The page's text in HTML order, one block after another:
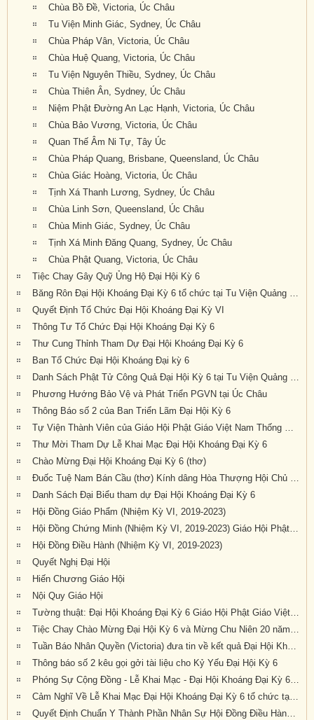
Chùa Bồ Đề, Victoria, Úc Châu
Tu Viện Minh Giác, Sydney, Úc Châu
Chùa Pháp Vân, Victoria, Úc Châu
Chùa Huệ Quang, Victoria, Úc Châu
Tu Viện Nguyên Thiều, Sydney, Úc Châu
Chùa Thiên Ân, Sydney, Úc Châu
Niệm Phật Đường An Lạc Hạnh, Victoria, Úc Châu
Chùa Bảo Vương, Victoria, Úc Châu
Quan Thế Âm Ni Tự, Tây Úc
Chùa Pháp Quang, Brisbane, Queensland, Úc Châu
Chùa Giác Hoàng, Victoria, Úc Châu
Tịnh Xá Thanh Lương, Sydney, Úc Châu
Chùa Linh Sơn, Queensland, Úc Châu
Chùa Minh Giác, Sydney, Úc Châu
Tịnh Xá Minh Đăng Quang, Sydney, Úc Châu
Chùa Phật Quang, Victoria, Úc Châu
Tiệc Chay Gây Quỹ Ủng Hộ Đại Hội Kỳ 6
Băng Rôn Đại Hội Khoáng Đại Kỳ 6 tổ chức tại Tu Viện Quảng Đức từ ngày 20 đến 22 tháng 9 năm 2019
Quyết Định Tổ Chức Đại Hội Khoáng Đại Kỳ VI
Thông Tư Tổ Chức Đại Hội Khoáng Đại Kỳ 6
Thư Cung Thỉnh Tham Dự Đại Hội Khoáng Đại Kỳ 6
Ban Tổ Chức Đại Hội Khoáng Đại kỳ 6
Danh Sách Phật Tử Công Quả Đại Hội Kỳ 6 tại Tu Viện Quảng Đức
Phương Hướng Bảo Vệ và Phát Triển PGVN tại Úc Châu
Thông Báo số 2 của Ban Triển Lãm Đại Hội Kỳ 6
Tự Viện Thành Viên của Giáo Hội Phật Giáo Việt Nam Thống Nhất Hải Ngoại tại Úc Đại Lợi- Tân Tây Lan.
Thư Mời Tham Dự Lễ Khai Mạc Đại Hội Khoáng Đại Kỳ 6
Chào Mừng Đại Hội Khoáng Đại Kỳ 6 (thơ)
Đuốc Tuệ Nam Bán Cầu (thơ) Kính dâng Hòa Thượng Hội Chủ cùng Chư Tôn Đức và quý Phật tử gần xa đang về dự Đại Hội Kỳ 6 tại Tu Viện Quảng Đức
Danh Sách Đại Biểu tham dự Đại Hội Khoáng Đại Kỳ 6
Hội Đồng Giáo Phẩm (Nhiệm Kỳ VI, 2019-2023)
Hội Đồng Chứng Minh (Nhiệm Kỳ VI, 2019-2023) Giáo Hội Phật Giáo Việt Nam Thống Nhất Hải Ngoại tại Úc Đại Lợi – Tân Tây Lan
Hội Đồng Điều Hành (Nhiệm Kỳ VI, 2019-2023)
Quyết Nghị Đại Hội
Hiến Chương Giáo Hội
Nội Quy Giáo Hội
Tường thuật: Đại Hội Khoáng Đại Kỳ 6 Giáo Hội Phật Giáo Việt Nam Thống Nhất Hải Ngoại Tại Úc Đại Lợi-Tân Tây Lan, tổ chức tại Tu Viện Quảng Đức, thành tựu viên mãn
Tiệc Chay Chào Mừng Đại Hội Kỳ 6 và Mừng Chu Niên 20 năm (1999-2019) của Giáo Hội Phật Giáo Việt Nam Thống Nhất Hải Ngoại tại Úc Đại Lợi-Tân Tây Lan
Tuần Báo Nhân Quyền (Victoria) đưa tin về kết quả Đại Hội Khoáng Đại Kỳ 6 tổ chức tại Tu Viện Quảng Đức từ ngày 20 đến ngày 22 tháng 9 năm 2019
Thông báo số 2 kêu gọi gởi tài liệu cho Kỷ Yếu Đại Hội Kỳ 6
Phóng Sự Cộng Đồng - Lễ Khai Mạc - Đại Hội Khoáng Đại Kỳ 6 - Tu Viện Quảng Đức
Cảm Nghĩ Về Lễ Khai Mạc Đại Hội Khoáng Đại Kỳ 6 tổ chức tại Tu Viện Quảng Đức, Melbourne, Úc Châu (21/9/2019)
Quyết Định Chuẩn Y Thành Phần Nhân Sự Hội Đồng Điều Hành Nhiệm Kỳ VI (2019-2023)